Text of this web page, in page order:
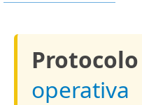
operativa